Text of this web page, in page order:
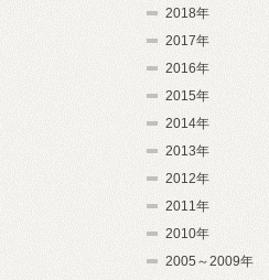
2018年
2017年
2016年
2015年
2014年
2013年
2012年
2011年
2010年
2005～2009年